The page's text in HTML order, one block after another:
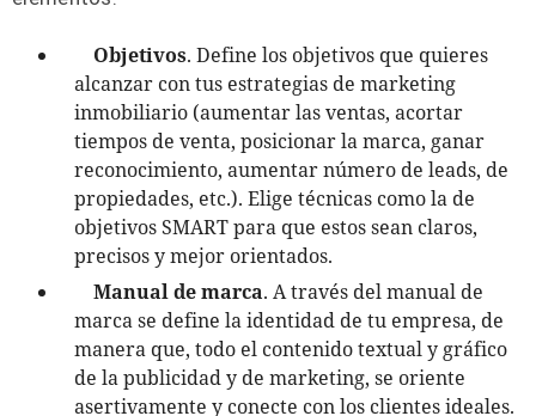
Objetivos. Define los objetivos que quieres
alcanzar con tus estrategias de marketing
inmobiliario (aumentar las ventas, acortar
tiempos de venta, posicionar la marca, ganar
reconocimiento, aumentar número de leads, de
propiedades, etc.). Elige técnicas como la de
objetivos SMART para que estos sean claros,
precisos y mejor orientados.
Manual de marca. A través del manual de
marca se define la identidad de tu empresa, de
manera que, todo el contenido textual y gráfico
de la publicidad y de marketing, se oriente
asertivamente y conecte con los clientes ideales.